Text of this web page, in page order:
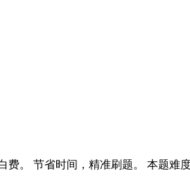
。 节省时间，精准刷题。 本题难